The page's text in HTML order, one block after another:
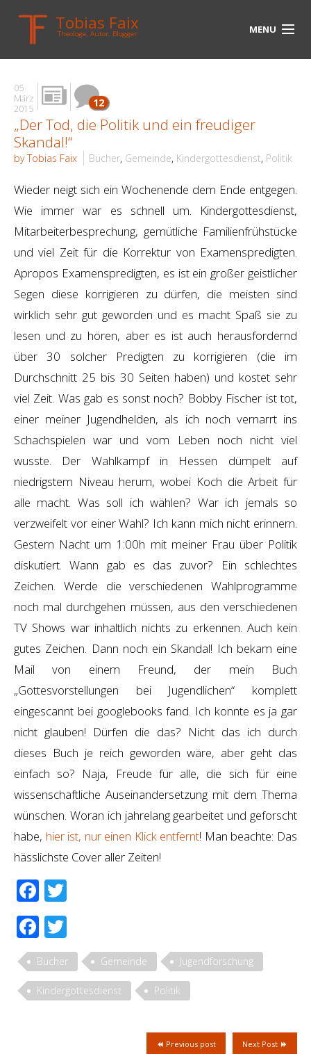
Tobias Faix
Theologe, Autor, Blogger MENU
HOME
BLOG
BIOGRAPHIE
BÜCHER
UNTERWEGS
MEDIEN
LINKS
05
März
2015
12
„Der Tod, die Politik und ein freudiger
Skandal!“
by Tobias Faix Bücher, Gemeinde, Kindergottesdienst, Politik
Wieder neigt sich ein Wochenende dem Ende entgegen.
Wie immer war es schnell um. Kindergottesdienst,
Mitarbeiterbesprechung, gemütliche Familienfrühstücke
und viel Zeit für die Korrektur von Examenspredigten.
Apropos Examenspredigten, es ist ein großer geistlicher
Segen diese korrigieren zu dürfen, die meisten sind
wirklich sehr gut geworden und es macht Spaß sie zu
lesen und zu hören, aber es ist auch herausfordernd
über 30 solcher Predigten zu korrigieren (die im
Durchschnitt 25 bis 30 Seiten haben) und kostet sehr
viel Zeit. Was gab es sonst noch? Bobby Fischer ist tot,
einer meiner Jugendhelden, als ich noch vernarrt ins
Schachspielen war und vom Leben noch nicht viel
wusste. Der Wahlkampf in Hessen dümpelt auf
niedrigstem Niveau herum, wobei Koch die Arbeit für
alle macht. Was soll ich wählen? War ich jemals so
verzweifelt vor einer Wahl? Ich kann mich nicht erinnern.
Gestern Nacht um 1:00h mit meiner Frau über Politik
diskutiert. Wann gab es das zuvor? Ein schlechtes
Zeichen. Werde die verschiedenen Wahlprogramme
noch mal durchgehen müssen, aus den verschiedenen
TV Shows war inhaltlich nichts zu erkennen. Auch kein
gutes Zeichen. Dann noch ein Skandal! Ich bekam eine
Mail von einem Freund, der mein Buch
„Gottesvorstellungen bei Jugendlichen“ komplett
eingescannt bei googlebooks fand. Ich konnte es ja gar
nicht glauben! Dürfen die das? Nicht das ich durch
dieses Buch je reich geworden wäre, aber geht das
einfach so? Naja, Freude für alle, die sich für eine
wissenschaftliche Auseinandersetzung mit dem Thema
wünschen. Woran ich jahrelang gearbeitet und geforscht
habe, hier ist, nur einen Klick entfernt! Man beachte: Das
hässlichste Cover aller Zeiten!
Facebook
Facebook
Bücher Gemeinde Jugendforschung
Kindergottesdienst Politik
Next Post
Previous post